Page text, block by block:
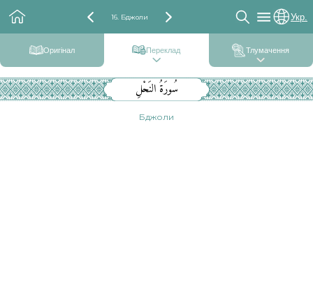
16. Бджоли Укр.
Оригінал Переклад Тлумачення
سُورَةُ النَحْلِ
Бджоли